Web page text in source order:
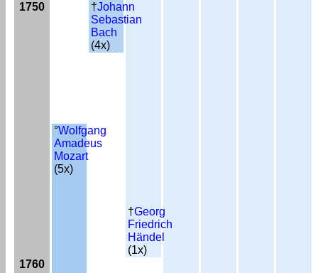
1750 †Johann
Sebastian
Bach
(4x)
°Wolfgang
Amadeus
Mozart
(5x)
†Georg
Friedrich
Händel
(1x)
1760